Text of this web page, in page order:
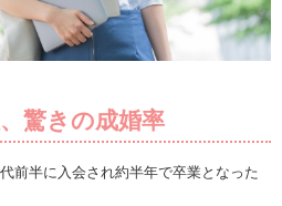
驚きの成婚率
前半に入会され約半年で卒業となった